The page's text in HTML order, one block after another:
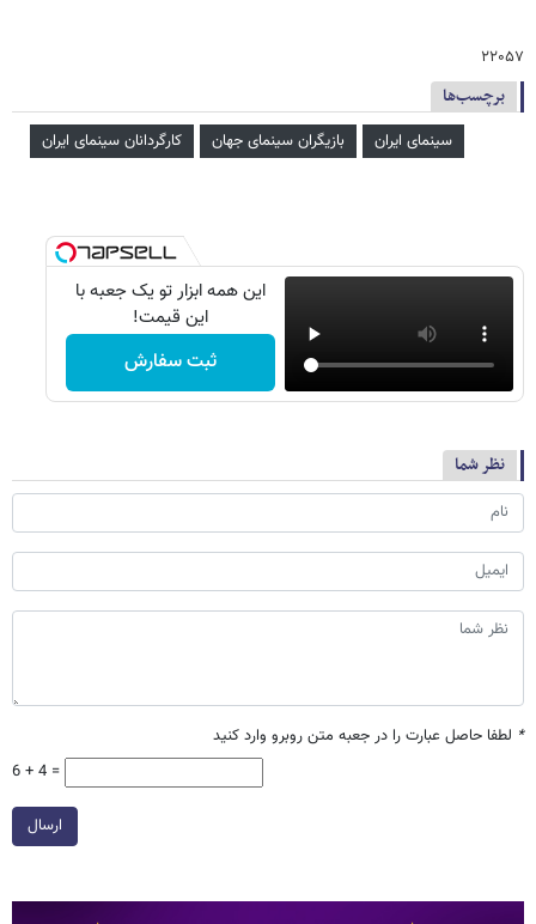
۲۲۰۵۷
برچسب‌ها
سینمای ایران بازیگران سینمای جهان کارگردانان سینمای ایران
این همه ابزار تو یک جعبه با
این قیمت!
ثبت سفارش
نظر شما
* لطفا حاصل عبارت را در جعبه متن روبرو وارد کنید
6 + 4 =
ارسال